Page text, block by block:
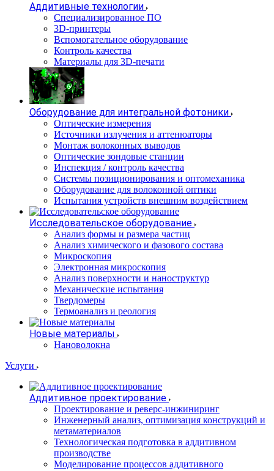
Аддитивные технологии
Специализированное ПО
3D-принтеры
Вспомогательное оборудование
Контроль качества
Материалы для 3D-печати
Оборудование для интегральной фотоники
Оптические измерения
Источники излучения и аттенюаторы
Монтаж волоконных выводов
Оптические зондовые станции
Инспекция / контроль качества
Системы позиционирования и оптомеханика
Оборудование для волоконной оптики
Испытания устройств внешним воздействием
Исследовательское оборудование
Анализ формы и размера частиц
Анализ химического и фазового состава
Микроскопия
Электронная микроскопия
Анализ поверхности и наноструктур
Механические испытания
Твердомеры
Термоанализ и реология
Новые материалы
Нановолокна
Услуги
Аддитивное проектирование
Проектирование и реверс-инжиниринг
Инженерный анализ, оптимизация конструкций и
метаматериалов
Технологическая подготовка в аддитивном
производстве
Моделирование процессов аддитивного